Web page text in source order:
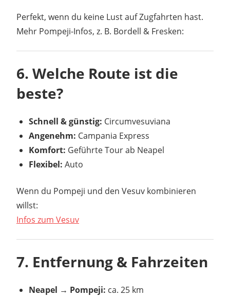
Perfekt, wenn du keine Lust auf Zugfahrten hast.
Mehr Pompeji-Infos, z. B. Bordell & Fresken:
6. Welche Route ist die
beste?
Schnell & günstig: Circumvesuviana
Angenehm: Campania Express
Komfort: Geführte Tour ab Neapel
Flexibel: Auto
Wenn du Pompeji und den Vesuv kombinieren
willst:
Infos zum Vesuv
7. Entfernung & Fahrzeiten
Neapel → Pompeji: ca. 25 km